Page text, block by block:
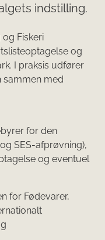
indstilling.
Fiskeri
og
I praksis udfører
sammen med
for den
SES-afprøvning),
og eventuel
for Fødevarer,